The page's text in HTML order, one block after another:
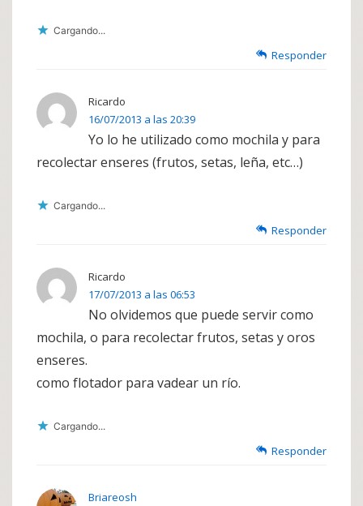
Cargando...
Responder
Ricardo
16/07/2013 a las 20:39
Yo lo he utilizado como mochila y para
recolectar enseres (frutos, setas, leña, etc…)
Cargando...
Responder
Ricardo
17/07/2013 a las 06:53
No olvidemos que puede servir como
mochila, o para recolectar frutos, setas y oros
enseres.
como flotador para vadear un río.
Cargando...
Responder
Briareosh